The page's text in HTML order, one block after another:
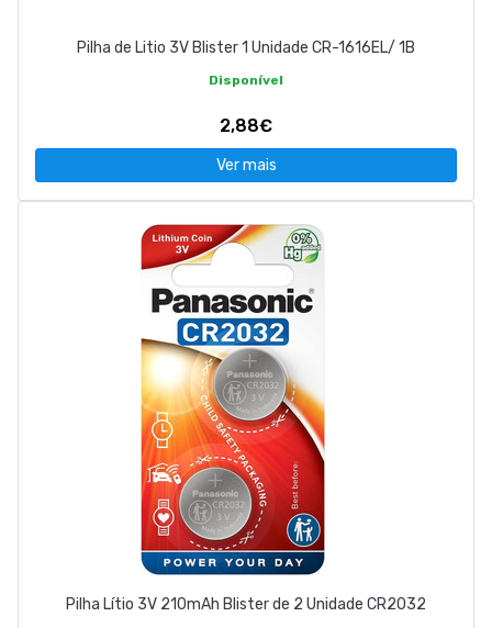
Pilha de Litio 3V Blister 1 Unidade CR-1616EL/ 1B
Disponível
2,88€
Ver mais
Pilha Lítio 3V 210mAh Blister de 2 Unidade CR2032